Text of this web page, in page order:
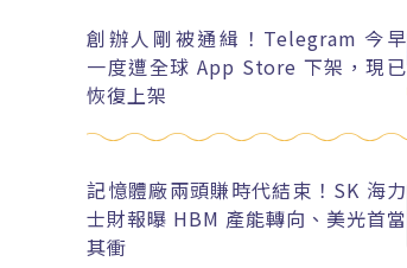
創辦人剛被通緝！Telegram 今早
一度遭全球 App Store 下架，現已
恢復上架
記憶體廠兩頭賺時代結束！SK 海力
士財報曝 HBM 產能轉向、美光首當
其衝